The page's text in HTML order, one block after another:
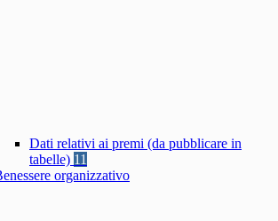
Dati relativi ai premi (da pubblicare in
tabelle) 11
organizzativo